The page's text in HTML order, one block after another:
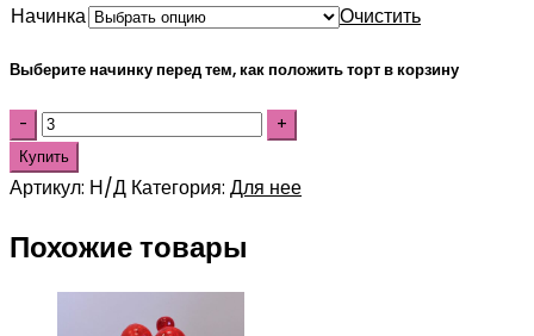
Начинка
Очистить
Выберите начинку перед тем, как положить торт в корзину
Купить
Артикул: Н/Д Категория: Для нее
Похожие товары